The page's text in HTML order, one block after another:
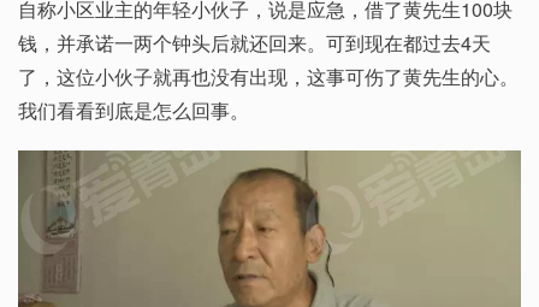
自称小区业主的年轻小伙子，说是应急，借了黄先生100块
钱，并承诺一两个钟头后就还回来。可到现在都过去4天
了，这位小伙子就再也没有出现，这事可伤了黄先生的心。
我们看看到底是怎么回事。